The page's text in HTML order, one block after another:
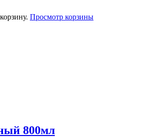
Просмотр корзины
800мл